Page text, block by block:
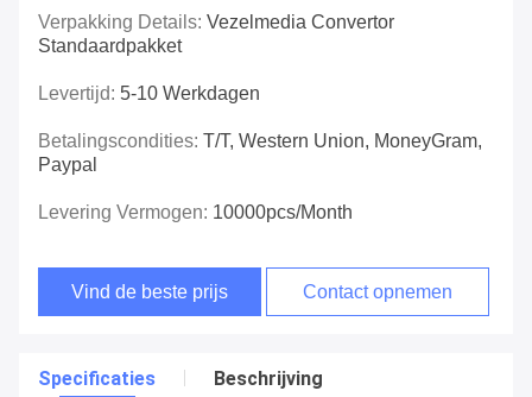
Verpakking Details: Vezelmedia Convertor
Standaardpakket
Levertijd: 5-10 Werkdagen
Betalingscondities: T/T, Western Union, MoneyGram,
Paypal
Levering Vermogen: 10000pcs/Month
Vind de beste prijs Contact opnemen
Specificaties Beschrijving